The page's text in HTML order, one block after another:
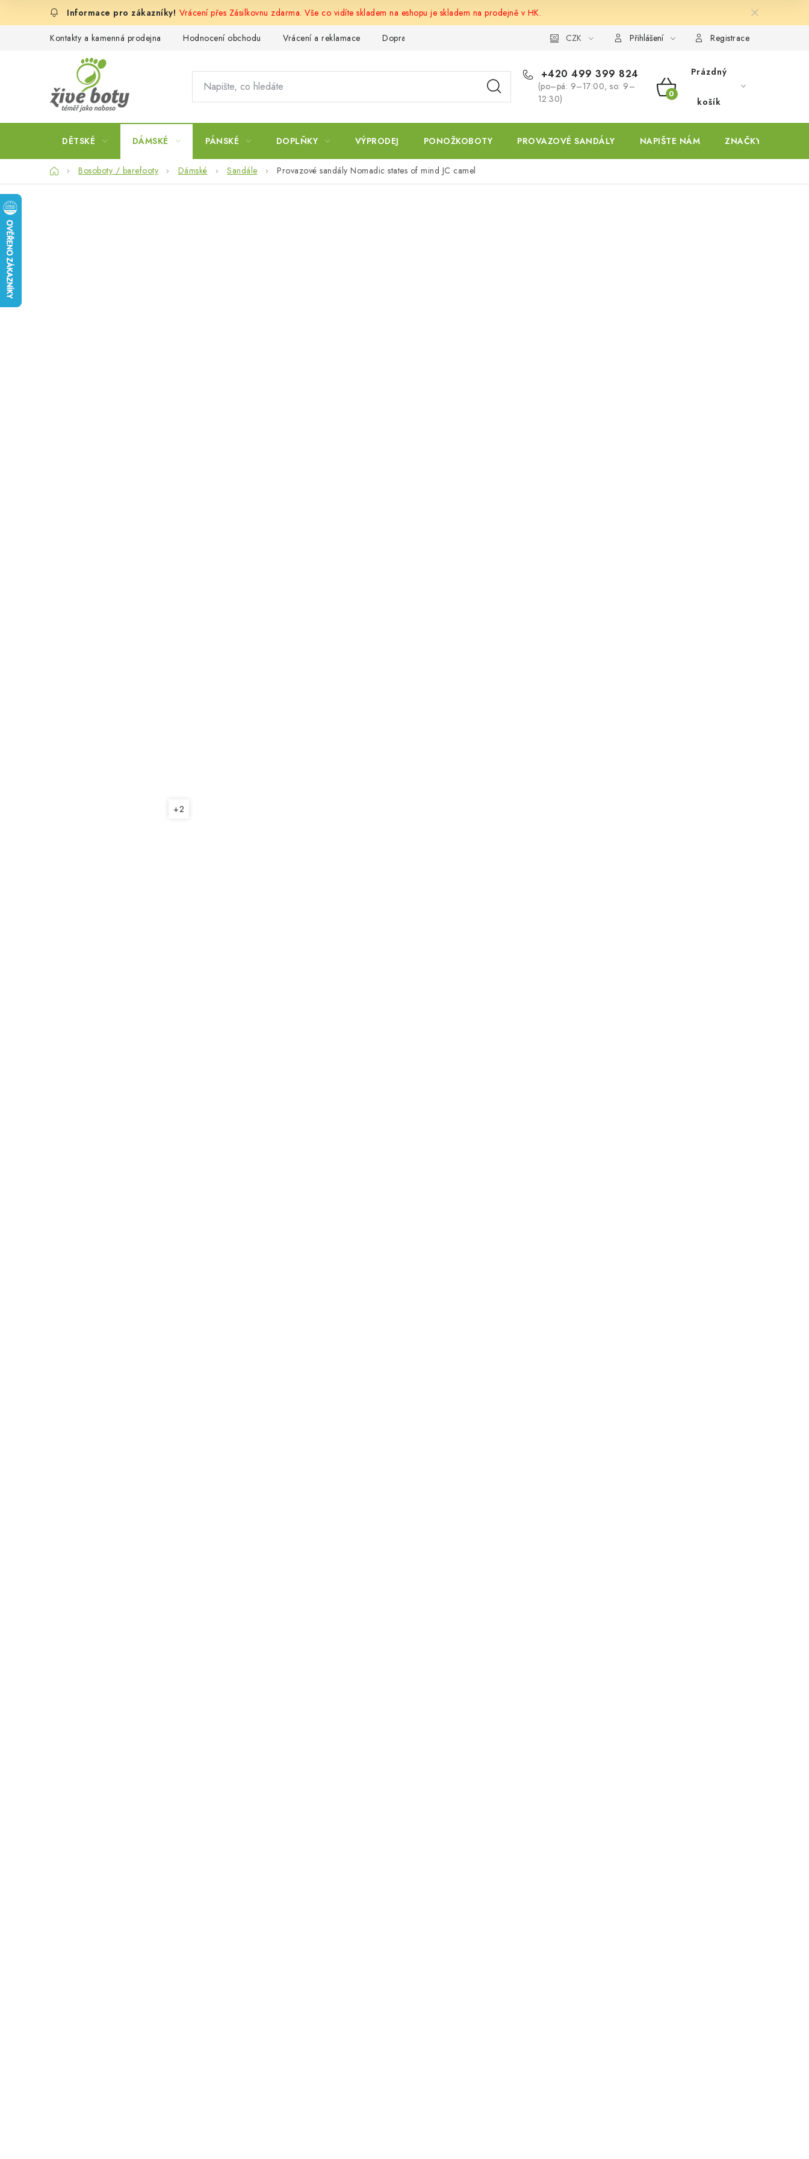
Vrácení přes Zásilkovnu zdarma. Vše co vidíte skladem na eshopu je skladem na prodejně v HK.
Kontakty a kamenná prodejna Hodnocení obchodu Vrácení a reklamace Doprava a platba CZK Přihlášení Registrace
+420 499 399 824
(po–pá: 9–17:00, so: 9–
12:30)
NÁKUPNÍ
KOŠÍK
Prázdný
košík
DĚTSKÉ DÁMSKÉ PÁNSKÉ DOPLŇKY VÝPRODEJ PONOŽKOBOTY PROVAZOVÉ SANDÁLY NAPIŠTE NÁM ZNAČKY
DomůBosoboty / barefooty Dámské Sandále Provazové sandály Nomadic states of mind JC camel